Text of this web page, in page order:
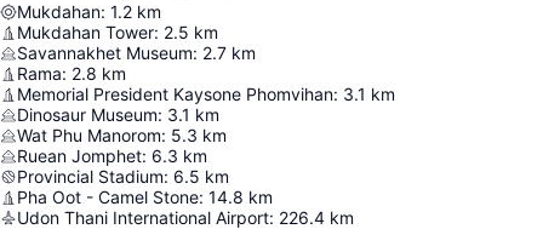
Mukdahan: 1.2 km
Mukdahan Tower: 2.5 km
Savannakhet Museum: 2.7 km
Rama: 2.8 km
Memorial President Kaysone Phomvihan: 3.1 km
Dinosaur Museum: 3.1 km
Wat Phu Manorom: 5.3 km
Ruean Jomphet: 6.3 km
Provincial Stadium: 6.5 km
Pha Oot - Camel Stone: 14.8 km
Udon Thani International Airport: 226.4 km